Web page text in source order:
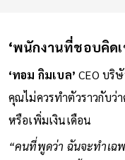
‘พนักงานที่ชอบคิดเ
‘ทอม กิมเบล’ CEO บริ
คุณไม่ควรทำตัวราวกับว่
หรือเพิ่มเงินเดือน
“คนที่พูดว่า ฉันจะทำเฉ